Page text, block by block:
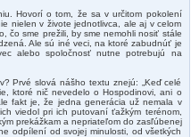
Hovorí o tom, že sa v určitom pokolení
nielen v živote jednotlivca, ale aj v celom
čo sme prežili, by sme nemohli nosiť stále
Ale sú iné veci, na ktoré zabudnúť je
alebo spoločnosť nutne potrebujú na
Prvé slová nášho textu znejú: „Keď celé
ktoré nič nevedelo o Hospodinovi, ani o
fakt je, že jedna generácia už nemala v
viedol pri ich putovaní ťažkým terénom,
prekážkam a nepriateľom do zasľúbenej
odpílení od svojej minulosti, od všetkých